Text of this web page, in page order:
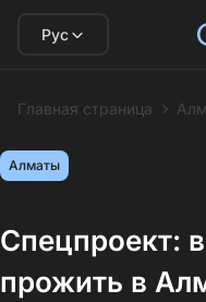
Рус
Главная страница
Алматы
Спецпроект:
прожить в